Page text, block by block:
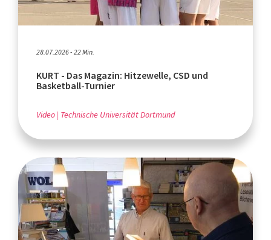
28.07.2026 - 22 Min.
KURT - Das Magazin: Hitzewelle, CSD und
Basketball-Turnier
Video Technische Universität Dortmund